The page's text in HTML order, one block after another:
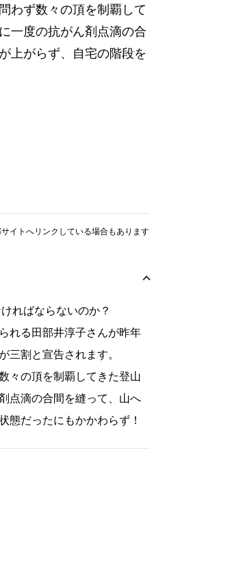
わず数々の頂を制覇して
一度の抗がん剤点滴の合
上がらず、自宅の階段を
イトへリンクしている場合もあります
ればならないのか？
れる田部井淳子さんが昨年
三割と宣告されます。
々の頂を制覇してきた登山
点滴の合間を縫って、山へ
態だったにもかかわらず！